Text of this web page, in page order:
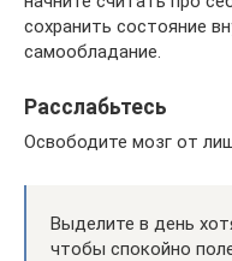
сохранить состояние
самообладание.
Расслабьтесь
Освободите мозг от
Выделите в день
чтобы спокойно